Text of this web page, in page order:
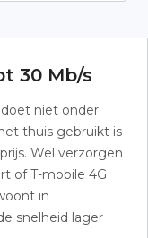
30 Mb/s
niet onder
thuis gebruikt is
Wel verzorgen
of T-mobile 4G
in
snelheid lager